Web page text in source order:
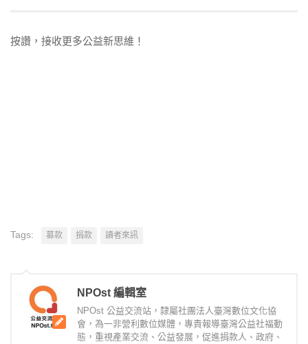
按讚，接收更多公益新思維！
Tags: 募款 捐款 讀者來訊
NPOst 編輯室
NPOst 公益交流站，隸屬社團法人臺灣數位文化協
會，為一非營利數位媒體，專責報導臺灣公益社福動
態，重視產業交流、公益發展，促進捐款人、政府、